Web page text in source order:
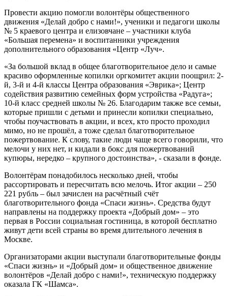
Провести акцию помогли волонтёры общественного
движения «Делай добро с нами!», ученики и педагоги школы
№ 5 краевого центра и елизовчане – участники клуба
«Большая перемена» и воспитанники учреждения
дополнительного образования «Центр «Луч».
«За большой вклад в общее благотворительное дело и самые
красиво оформленные копилки оргкомитет акции поощрил: 2-
й, 3-й и 4-й классы Центра образования «Эврика»; Центр
содействия развитию семейных форм устройства «Радуга»;
10-й класс средней школы № 26. Благодарим также все семьи,
которые пришли с детьми и принесли копилки специально,
чтобы поучаствовать в акции, и всех, кто просто проходил
мимо, но не прошёл, а тоже сделал благотворительное
пожертвование. К слову, такие люди чаще всего говорили, что
мелочи у них нет, и кидали в бокс для пожертвований
купюры, нередко – крупного достоинства», - сказали в фонде.
Волонтёрам понадобилось несколько дней, чтобы
рассортировать и пересчитать всю мелочь. Итог акции – 250
221 рубль – был зачислен на расчётный счёт
благотворительного фонда «Спаси жизнь». Средства будут
направлены на поддержку проекта «Добрый дом» – это
первая в России социальная гостиница, в которой бесплатно
живут дети всей страны во время длительного лечения в
Москве.
Организаторами акции выступали благотворительные фонды
«Спаси жизнь» и «Добрый дом» и общественное движение
волонтёров «Делай добро с нами!», техническую поддержку
оказала ГК «Шамса».